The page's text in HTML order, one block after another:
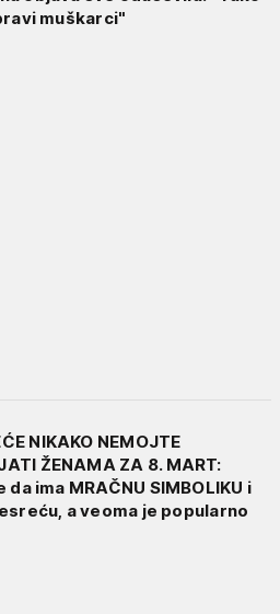
muškarci"
NIKAKO NEMOJTE
ŽENAMA ZA 8. MART:
da ima MRAČNU SIMBOLIKU i
a veoma je popularno